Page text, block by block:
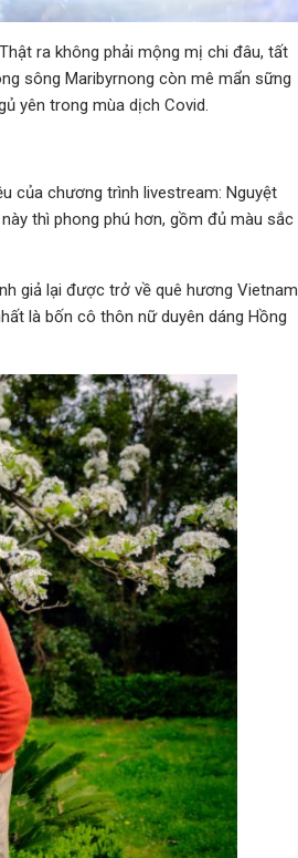
ra không phải mộng mị chi đâu, tất
sông Maribyrnong còn mê mẩn sững
yên trong mùa dịch Covid.
của chương trình livestream: Nguyệt
thì phong phú hơn, gồm đủ màu sắc
giả lại được trở về quê hương Vietnam
là bốn cô thôn nữ duyên dáng Hồng